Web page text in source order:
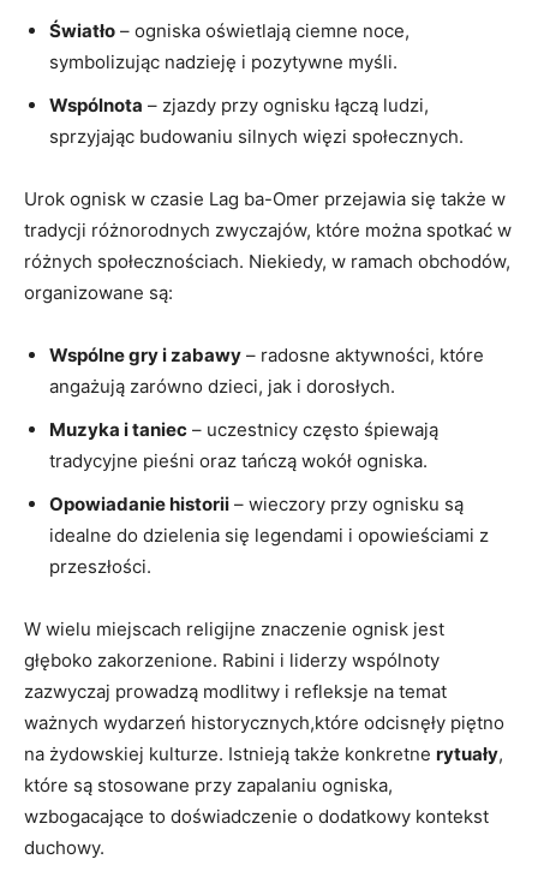
Światło –‌ ogniska⁣ oświetlają ciemne‍ noce,
symbolizując nadzieję i pozytywne myśli.
Wspólnota ⁣– zjazdy przy ​ognisku łączą⁢ ludzi,
sprzyjając budowaniu silnych więzi⁣ społecznych.
Urok ognisk w czasie Lag ba-Omer przejawia się ‌także w
tradycji różnorodnych zwyczajów, które można spotkać w
różnych społecznościach. Niekiedy,⁤ w ramach obchodów,⁣
organizowane są:
Wspólne ⁣gry i zabawy ‌– radosne aktywności, które
angażują zarówno dzieci, jak i‌ dorosłych.
Muzyka i taniec – uczestnicy często śpiewają
tradycyjne pieśni oraz tańczą wokół ogniska.
Opowiadanie historii – wieczory przy ognisku są
idealne do dzielenia się legendami i opowieściami z
przeszłości.
W wielu miejscach ‌religijne znaczenie ognisk jest
głęboko ‌zakorzenione. Rabini i‍ liderzy wspólnoty
zazwyczaj prowadzą modlitwy i refleksje na temat
‍ważnych wydarzeń historycznych,które odcisnęły piętno
⁣na żydowskiej ⁤kulturze. Istnieją także ‍konkretne⁢ rytuały,
które ⁢są stosowane przy zapalaniu ogniska,
wzbogacające ⁣to doświadczenie o dodatkowy kontekst
duchowy.